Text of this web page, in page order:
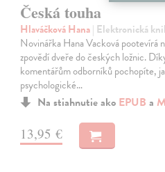
Česká touha
Hlaváčková Hana| Elektronická
Novinářka Hana Vacková pootevírá
zpovědí dveře do českých ložnic.
komentářům odborníků pochopíte,
psychologické…
Na stiahnutie ako EPUB a
13,95 €